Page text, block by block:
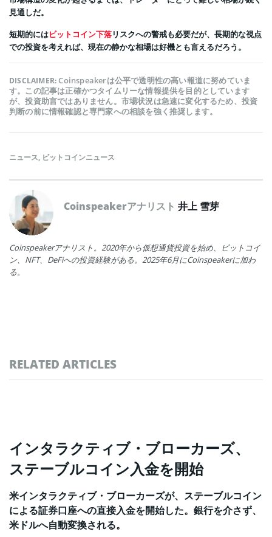
見通しだ。
短期的にはビットコイン下落リスクへの警戒も必要だが、長期的な視点
での投資を考えれば、現在の静かな相場は好機とも言えるだろう。
DISCLAIMER:Coinspeakerは公平で透明性の高い報道に努めていま
す。この記事は正確かつタイムリーな情報提供を目的としています
が、投資助言ではありません。市場状況は急速に変化するため、投資
判断の前に情報確認と専門家への相談を強く推奨します。
ニュース, ビットコインニュース
Coinspeakerアナリスト 井上 雪芽
Coinspeakerアナリスト。2020年から仮想通貨投資を始め、ビットコイ
ン、NFT、DeFiへの投資経験がある。2025年6月にCoinspeakerに加わ
る。
RELATED ARTICLES
インタラクティブ・ブローカーズ、
ステーブルコイン入金を開始
米インタラクティブ・ブローカーズが、ステーブルコイン
による証券口座への直接入金を開始した。銀行を介さず、
米ドルへ自動変換される。